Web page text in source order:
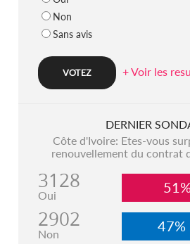
Non
Sans avis
+ Voir les
DERNIER
Côte d'Ivoire: Etes-vous
renouvellement du contrat
3128
Oui
2902
Non 47%